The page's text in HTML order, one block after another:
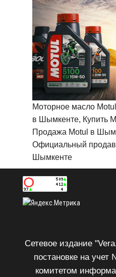
Моторное масло
в Шымкенте, Купить
Продажа Motul в
Официальный
Шымкенте
Сетевое издание
постановке на
комитетом